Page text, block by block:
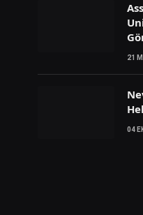
21
04